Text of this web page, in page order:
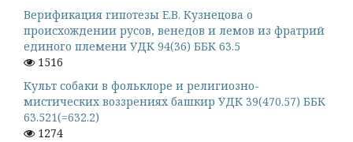
Верификация гипотезы Е.В. Кузнецова о
происхождении русов, венедов и лемов из фратрий
единого племени УДК 94(36) ББК 63.5
1516
Культ собаки в фольклоре и религиозно-
мистических воззрениях башкир УДК 39(470.57) ББК
63.521(=632.2)
1274